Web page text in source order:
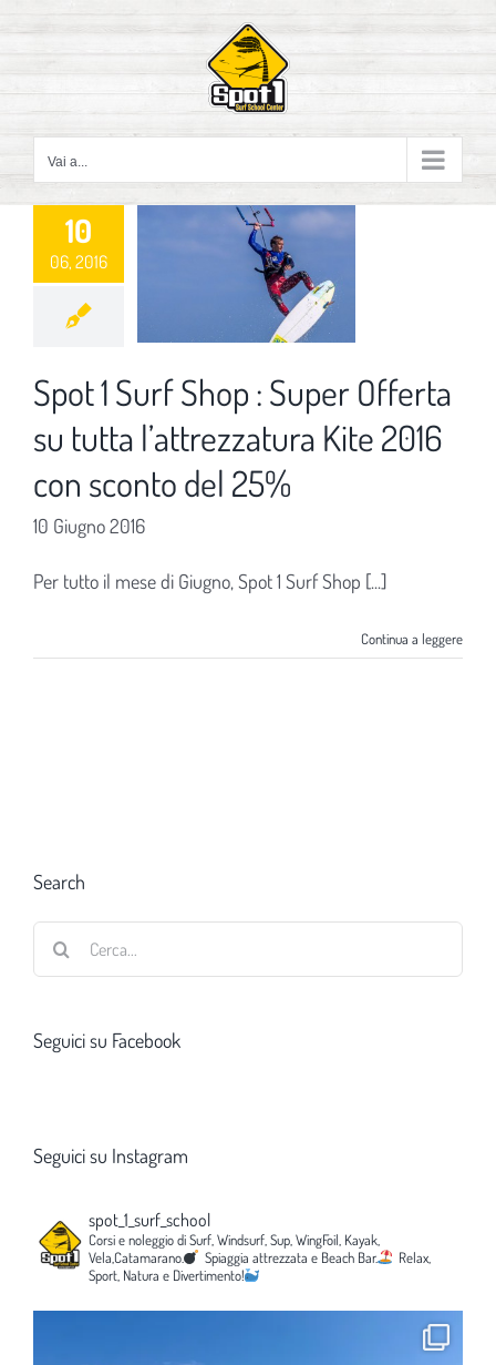
contenuto
Vai a...
10
06, 2016
Spot 1 Surf Shop : Super Offerta
su tutta l’attrezzatura Kite 2016
con sconto del 25%
10 Giugno 2016
Per tutto il mese di Giugno, Spot 1 Surf Shop [...]
Continua a leggere
Search
Seguici su Facebook
Seguici su Instagram
spot_1_surf_school
Corsi e noleggio di Surf, Windsurf, Sup, WingFoil, Kayak,
Vela,Catamarano.
Spiaggia attrezzata e Beach Bar.
Relax,
Sport, Natura e Divertimento!